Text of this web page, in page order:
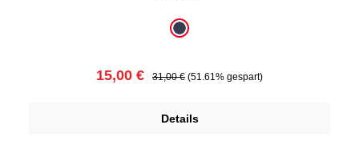
dunkelblau
Verkaufspreis:
15,00 € Regulärer Preis:
31,00 € (51.61% gespart)
Details